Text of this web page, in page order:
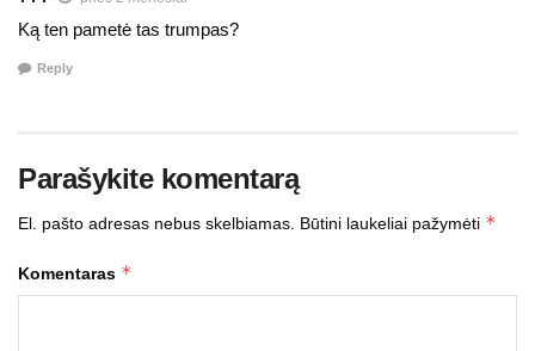
Ką ten pametė tas trumpas?
Reply
Parašykite komentarą
El. pašto adresas nebus skelbiamas. Būtini laukeliai pažymėti *
Komentaras *